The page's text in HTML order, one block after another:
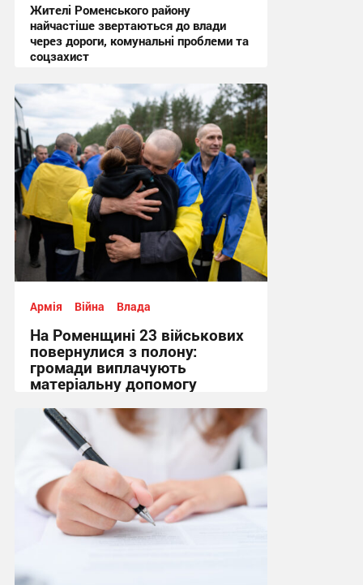
Жителі Роменського району
найчастіше звертаються до влади
через дороги, комунальні проблеми та
соцзахист
Армія Війна Влада
На Роменщині 23 військових
повернулися з полону:
громади виплачують
матеріальну допомогу
12:02 сьогодні